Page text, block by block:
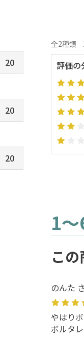
全2種類
評価の
1
こ
のんた
やはり
ボルタ
20
20
20